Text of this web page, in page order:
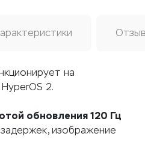
на
2.
обновления 120 Гц
изображение